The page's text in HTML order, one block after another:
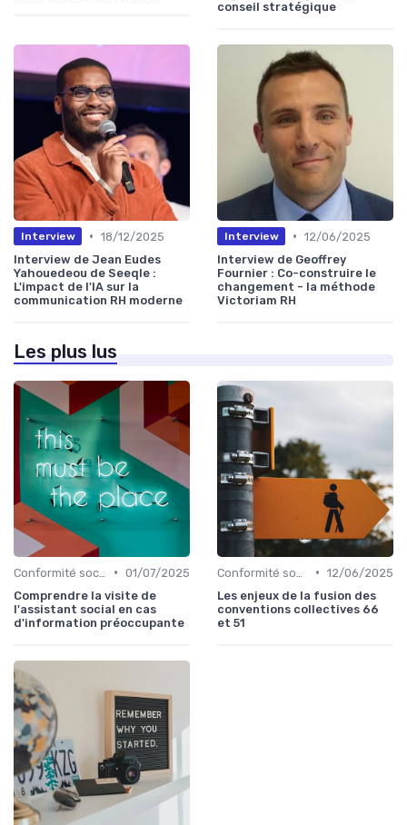
conseil stratégique
Interview • 18/12/2025
Interview de Jean Eudes
Yahouedeou de Seeqle :
L'impact de l'IA sur la
communication RH moderne
Interview • 12/06/2025
Interview de Geoffrey
Fournier : Co-construire le
changement - la méthode
Victoriam RH
Les plus lus
• 01/07/2025
Comprendre la visite de
l'assistant social en cas
d'information préoccupante
• 12/06/2025
Les enjeux de la fusion des
conventions collectives 66
et 51